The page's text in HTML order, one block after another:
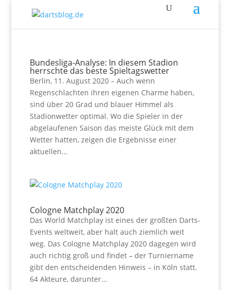
Bundesliga-Analyse: In diesem Stadion
herrschte das beste Spieltagswetter
Berlin, 11. August 2020 – Auch wenn
Regenschlachten ihren eigenen Charme haben,
sind über 20 Grad und blauer Himmel als
Stadionwetter optimal. Wo die Spieler in der
abgelaufenen Saison das meiste Glück mit dem
Wetter hatten, zeigen die Ergebnisse einer
aktuellen...
Cologne Matchplay 2020
Das World Matchplay ist eines der größten Darts-
Events weltweit, aber halt auch ziemlich weit
weg. Das Cologne Matchplay 2020 dagegen wird
auch richtig groß und findet – der Turniername
gibt den entscheidenden Hinweis – in Köln statt.
64 Akteure, darunter...